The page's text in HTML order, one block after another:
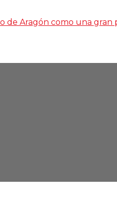
de Aragón como una gran